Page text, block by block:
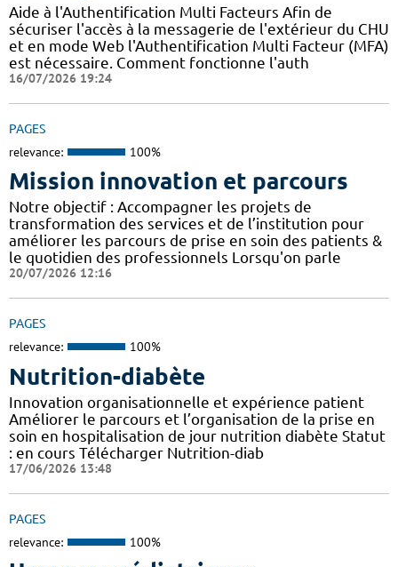
Aide à l'Authentification Multi Facteurs Afin de
sécuriser l'accès à la messagerie de l'extérieur du CHU
et en mode Web l'Authentification Multi Facteur (MFA)
est nécessaire. Comment fonctionne l'auth
16/07/2026 19:24
PAGES
relevance: 100%
Mission innovation et parcours
Notre objectif : Accompagner les projets de
transformation des services et de l’institution pour
améliorer les parcours de prise en soin des patients &
le quotidien des professionnels Lorsqu'on parle
20/07/2026 12:16
PAGES
relevance: 100%
Nutrition-diabète
Innovation organisationnelle et expérience patient
Améliorer le parcours et l’organisation de la prise en
soin en hospitalisation de jour nutrition diabète Statut
: en cours Télécharger Nutrition-diab
17/06/2026 13:48
PAGES
relevance: 100%